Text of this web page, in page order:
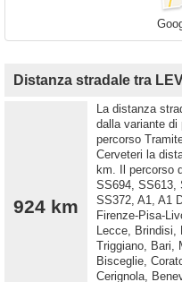
Distanza stradale tra
924 km
La distanza
dalla variante di
percorso
Cerveteri la
km. Il percorso
SS694, SS613,
SS372, A1, A1
Firenze-Pisa-
Lecce, Brindisi,
Triggiano, Bari,
Bisceglie,
Cerignola,